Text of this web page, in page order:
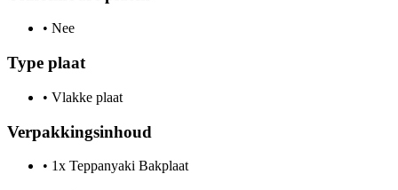
• Nee
Type plaat
• Vlakke plaat
Verpakkingsinhoud
• 1x Teppanyaki Bakplaat